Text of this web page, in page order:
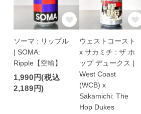
ソーマ : リップル
| SOMA:
Ripple【空輸】
1,990円(税込
2,189円)
ウェストコースト
x サカミチ : ザ ホ
ップ デュークス |
West Coast
(WCB) x
Sakamichi: The
Hop Dukes